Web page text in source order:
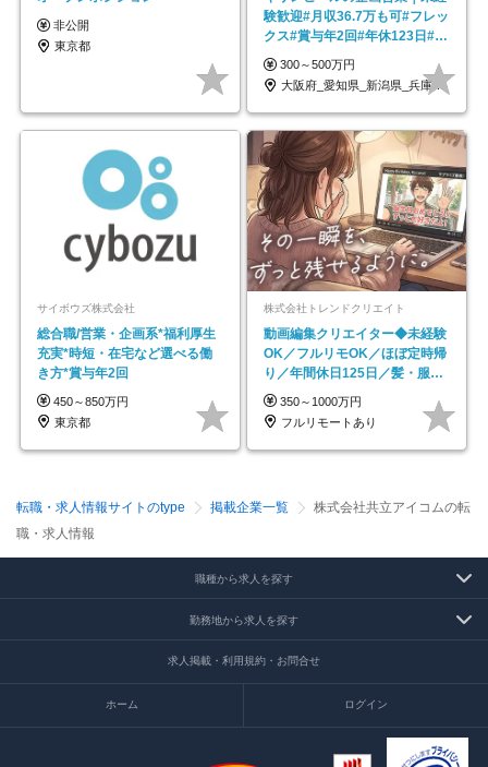
非公開
東京都
験歓迎#月収36.7万も可#フレッ
クス#賞与年2回#年休123日#完
全週休2日制
300～500万円
大阪府_愛知県_新潟県_兵庫県_福岡県
サイボウズ株式会社
総合職/営業・企画系*福利厚生
充実*時短・在宅など選べる働
き方*賞与年2回
450～850万円
東京都
株式会社トレンドクリエイト
動画編集クリエイター◆未経験
OK／フルリモOK／ほぼ定時帰
り／年間休日125日／髪・服・
ネイル自由／副業OK
350～1000万円
フルリモートあり
転職・求人情報サイトのtype 掲載企業一覧
株式会社共立アイコムの転
職・求人情報
職種から求人を探す
勤務地から求人を探す
求人掲載・利用規約・お問合せ
ホーム ログイン